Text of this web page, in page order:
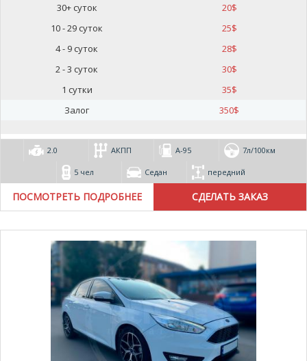
30+ суток
20$
10 - 29 суток
25$
4 - 9 суток
28$
2 - 3 суток
30$
1 сутки
35$
Залог
350$
2.0 АКПП А-95 7л/100км
5 чел Седан передний
ПОСМОТРЕТЬ ПОДРОБНЕЕ